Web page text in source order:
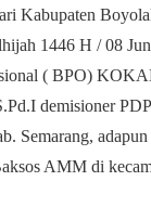
Kabupaten
1446 H / 08
( BPO)
demisioner
Semarang,
AMM di